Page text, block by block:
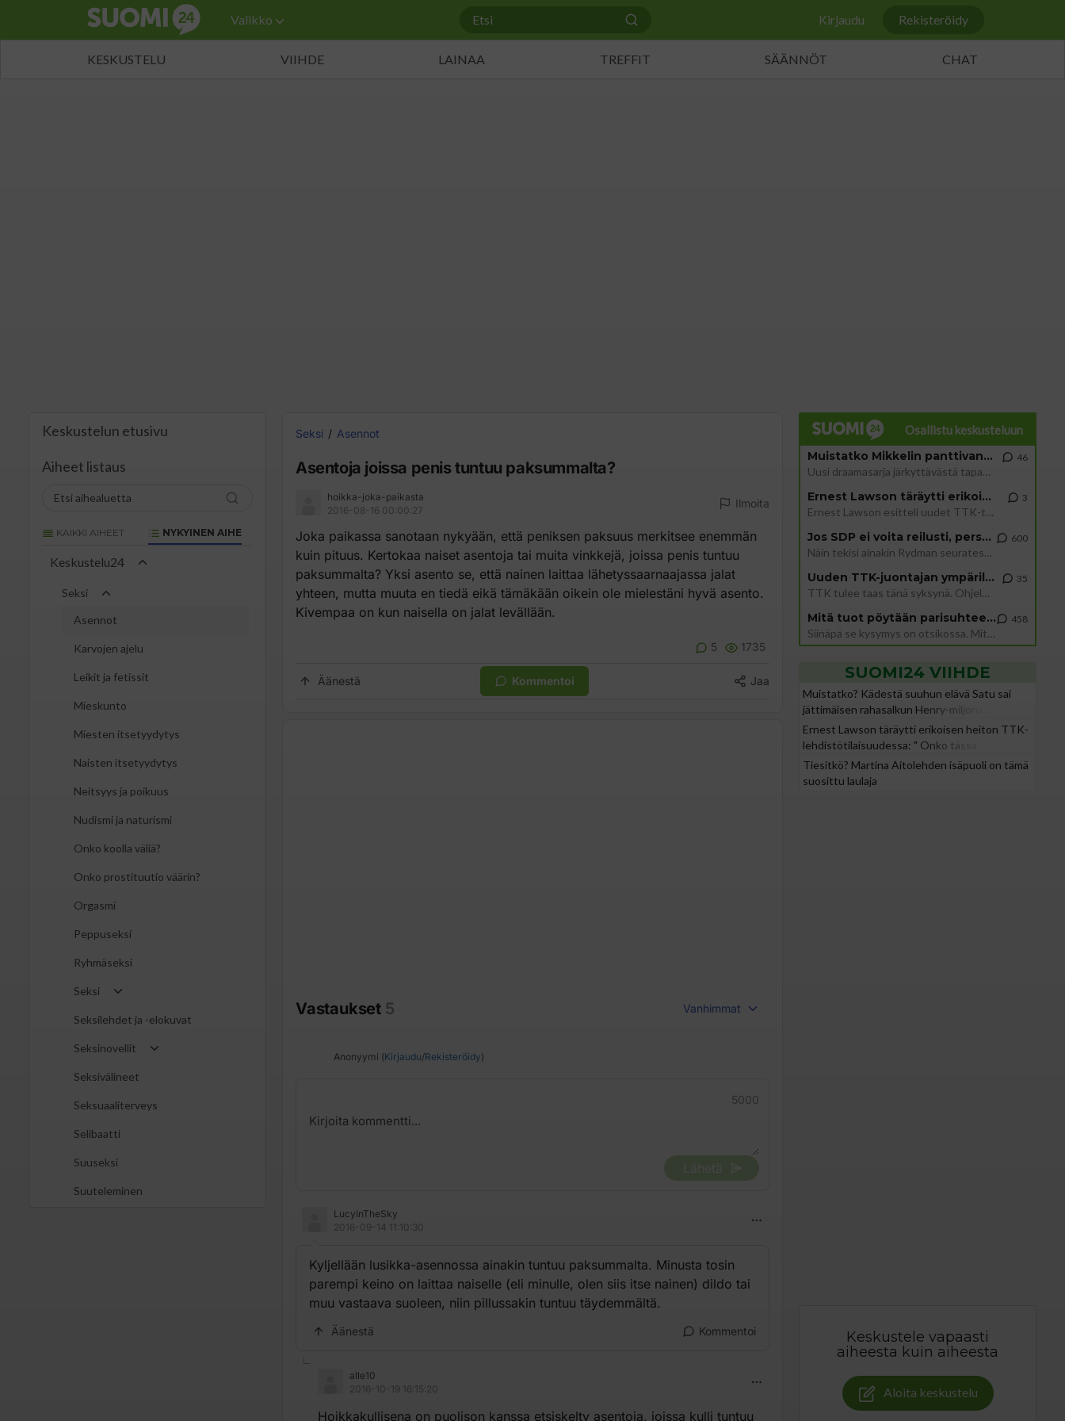
Valikko Kirjaudu Rekisteröidy
KESKUSTELU VIIHDE LAINAA TREFFIT SÄÄNNÖT CHAT
Keskustelun etusivu
Aiheet listaus
KAIKKI AIHEET NYKYINEN AIHE
Keskustelu24
Seksi
Asennot
Karvojen ajelu
Leikit ja fetissit
Mieskunto
Miesten itsetyydytys
Naisten itsetyydytys
Neitsyys ja poikuus
Nudismi ja naturismi
Onko koolla väliä?
Onko prostituutio väärin?
Orgasmi
Peppuseksi
Ryhmäseksi
Seksi
Seksilehdet ja -elokuvat
Seksinovellit
Seksivälineet
Seksuaaliterveys
Selibaatti
Suuseksi
Suuteleminen
Seksi Asennot
Asentoja joissa penis tuntuu paksummalta?
hoikka-joka-paikasta
2016-08-16 00:00:27
Ilmoita
Joka paikassa sanotaan nykyään, että peniksen paksuus merkitsee enemmän
kuin pituus. Kertokaa naiset asentoja tai muita vinkkejä, joissa penis tuntuu
paksummalta? Yksi asento se, että nainen laittaa lähetyssaarnaajassa jalat
yhteen, mutta muuta en tiedä eikä tämäkään oikein ole mielestäni hyvä asento.
Kivempaa on kun naisella on jalat levällään.
5 1735
Äänestä Kommentoi Jaa
Vastaukset 5 Vanhimmat
Anonyymi (Kirjaudu/Rekisteröidy)
5000
LucyInTheSky
2016-09-14 11:10:30
Kyljellään lusikka-asennossa ainakin tuntuu paksummalta. Minusta tosin
parempi keino on laittaa naiselle (eli minulle, olen siis itse nainen) dildo tai
muu vastaava suoleen, niin pillussakin tuntuu täydemmältä.
Äänestä Kommentoi
alle10
2016-10-19 16:15:20
Hoikkakullisena on puolison kanssa etsiskelty asentoja, joissa kulli tuntuu
Osallistu keskusteluun
Muistatko Mikkelin panttivankidraaman?
Uusi draamasarja järkyttävästä tapauksesta on tulossa. Tositapahtumiin perustuva sarja ammentaa vuoden 1986 Mikkelin pan
46
Ernest Lawson täräytti erikoisen heiton TTK-lehdistötilaisuudessa: " Onko tässä tarkoituksena...?"
Ernest Lawson esitteli uudet TTK-tähtioppilaat ja opettajat torstaina 6.8. lehdistölle. Tulevalla kaudella on yksi hausk
3
Jos SDP ei voita reilusti, persut kumoavat demokratian Suomesta
Näin tekisi ainakin Rydman seuratessaan idolinsa Trumpin mallia https://www.is.fi/politiikka/art-2000012187244.html
600
Uuden TTK-juontajan ympärillä epätietoisuus sakenee - Nyt MTV hämmentää soppaa
TTK tulee taas tänä syksynä. Ohjelman uudet tähtioppilaat julkistetaan torstaina 6. elokuuta klo 14 alkavassa lehdistö
35
Mitä tuot pöytään parisuhteessa?
Siinäpä se kysymys on otsikossa. Mitäpä siis tuot/toisit pöytään parisuhteessa? Oletko mies vai nainen? Koetko sen mitä
458
SUOMI24 VIIHDE
Muistatko? Kädestä suuhun elävä Satu sai
jättimäisen rahasalkun Henry-miljonääriltä
Ernest Lawson täräytti erikoisen heiton TTK-
lehdistötilaisuudessa: " Onko tässä
tarkoituksena...?"
Tiesitkö? Martina Aitolehden isäpuoli on tämä
suosittu laulaja
Keskustele vapaasti
aiheesta kuin aiheesta
Aloita keskustelu